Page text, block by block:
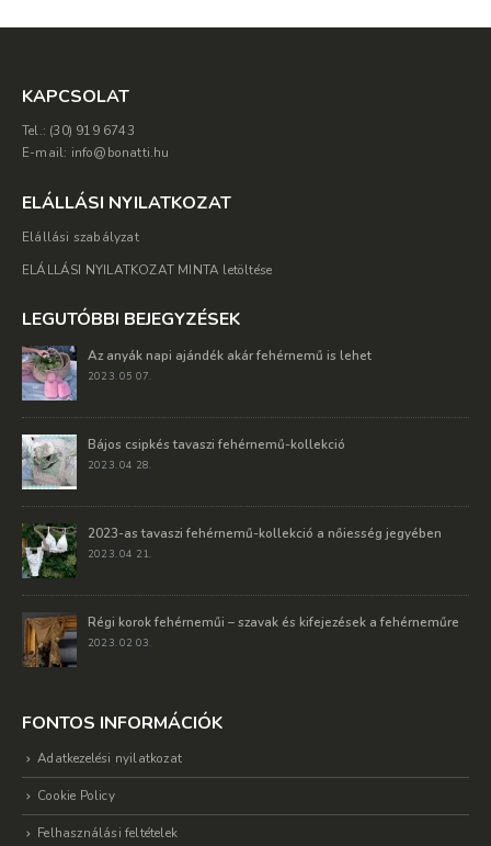
KAPCSOLAT
Tel.: (30) 919 6743
E-mail: info@bonatti.hu
ELÁLLÁSI NYILATKOZAT
Elállási szabályzat
ELÁLLÁSI NYILATKOZAT MINTA letöltése
LEGUTÓBBI BEJEGYZÉSEK
Az anyák napi ajándék akár fehérnemű is lehet
2023. 05 07.
Bájos csipkés tavaszi fehérnemű-kollekció
2023. 04 28.
2023-as tavaszi fehérnemű-kollekció a nőiesség jegyében
2023. 04 21.
Régi korok fehérneműi – szavak és kifejezések a fehérneműre
2023. 02 03.
FONTOS INFORMÁCIÓK
Adatkezelési nyilatkozat
Cookie Policy
Felhasználási feltételek